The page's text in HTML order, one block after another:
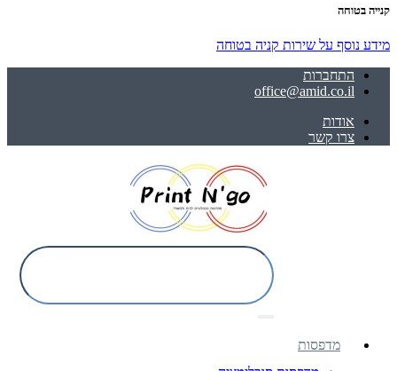
קנייה בטוחה
מידע נוסף על שירות קניה בטוחה
התחברות
office@amid.co.il
אודות
צרו קשר
מדפסות